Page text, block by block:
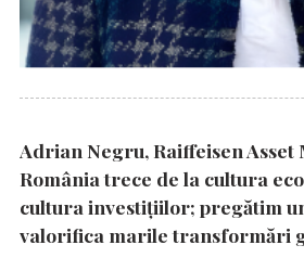
Adrian Negru, Raiffeisen Asset
România trece de la cultura
cultura investițiilor; pregătim
valorifica marile transformări